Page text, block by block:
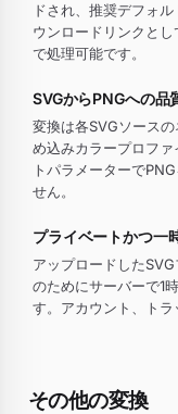
ドされ、推奨デフォ
ウンロードリンクと
で処理可能です。
SVGからPNGへの品
変換は各SVGソース
め込みカラープロフ
トパラメーターで
せん。
プライベートかつ一
アップロードした
のためにサーバーで1
す。アカウント、トラ
その他の変換